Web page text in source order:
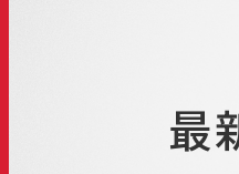
最